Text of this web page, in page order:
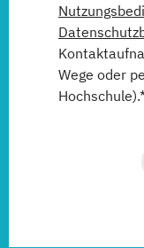
Wege oder